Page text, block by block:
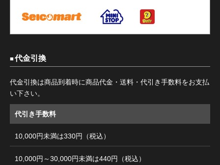
代金引換
代金引換は商品到着時に商品代金・送料・代引き手数料をお支払
い下さい。
代引き手数料
10,000円未満は330円（税込）
10,000円～30,000円未満は440円（税込）